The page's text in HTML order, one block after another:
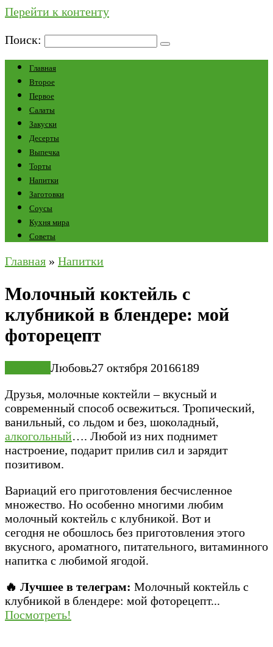
Перейти к контенту
Поиск:
Главная
Второе
Первое
Салаты
Закуски
Десерты
Выпечка
Торты
Напитки
Заготовки
Соусы
Кухня мира
Советы
Главная » Напитки
Молочный коктейль с
клубникой в блендере: мой
фоторецепт
Любовь27 октября 20166189
Друзья, молочные коктейли – вкусный и
современный способ освежиться. Тропический,
ванильный, со льдом и без, шоколадный,
алкогольный…. Любой из них поднимет
настроение, подарит прилив сил и зарядит
позитивом.
Вариаций его приготовления бесчисленное
множество. Но особенно многими любим
молочный коктейль с клубникой. Вот и
сегодня не обошлось без приготовления этого
вкусного, ароматного, питательного, витаминного
напитка с любимой ягодой.
🔥 Лучшее в телеграм: Молочный коктейль с
клубникой в блендере: мой фоторецепт...
Посмотреть!